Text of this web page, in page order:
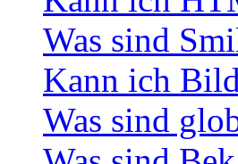
Was sind
Kann ich
Was sind